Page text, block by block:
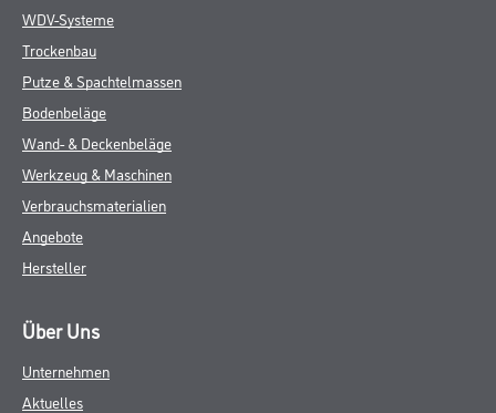
WDV-Systeme
Trockenbau
Putze & Spachtelmassen
Bodenbeläge
Wand- & Deckenbeläge
Werkzeug & Maschinen
Verbrauchsmaterialien
Angebote
Hersteller
Über Uns
Unternehmen
Aktuelles